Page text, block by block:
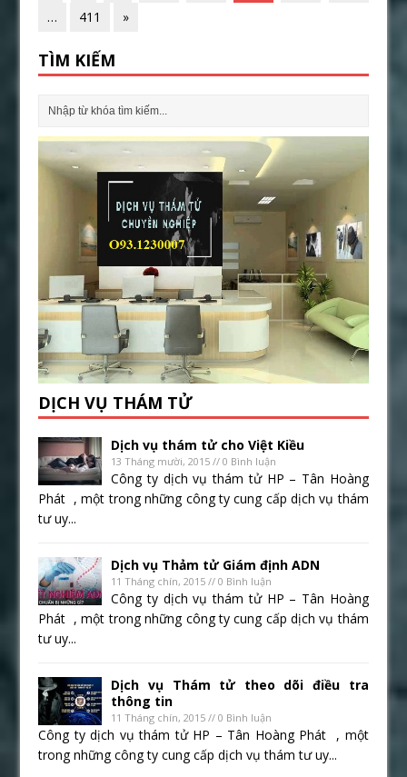
… 411 »
TÌM KIẾM
DỊCH VỤ THÁM TỬ
Dịch vụ thám tử cho Việt Kiều
13 Tháng mười, 2015 // 0 Bình luận
Công ty dịch vụ thám tử HP – Tân Hoàng
Phát , một trong những công ty cung cấp dịch vụ thám
tư uy...
Dịch vụ Thảm tử Giám định ADN
11 Tháng chín, 2015 // 0 Bình luận
Công ty dịch vụ thám tử HP – Tân Hoàng
Phát , một trong những công ty cung cấp dịch vụ thám
tư uy...
Dịch vụ Thám tử theo dõi điều tra
thông tin
11 Tháng chín, 2015 // 0 Bình luận
Công ty dịch vụ thám tử HP – Tân Hoàng Phát , một
trong những công ty cung cấp dịch vụ thám tư uy...